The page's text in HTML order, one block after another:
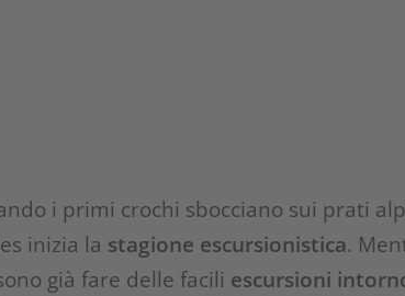
i primi crochi sbocciano sui prati
inizia la stagione escursionistica.
già fare delle facili escursioni